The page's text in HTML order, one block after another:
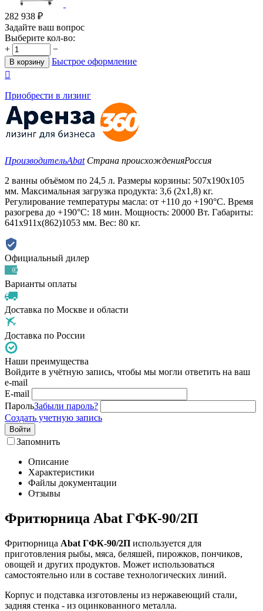
282 938 ₽
Задайте ваш вопрос
Выберите кол-во:
+
−
В корзину
Быстрое оформление

Приобрести в лизинг
ПроизводительAbat Страна происхожденияРоссия
2 ванны объёмом по 24,5 л. Размеры корзины: 507х190х105
мм. Максимальная загрузка продукта: 3,6 (2х1,8) кг.
Регулирование температуры масла: от +110 до +190°C. Время
разогрева до +190°C: 18 мин. Мощность: 20000 Вт. Габариты:
641х911х(862)1053 мм. Вес: 80 кг.
Официальный дилер
Варианты оплаты
Доставка по Москве и области
Доставка по России
Наши преимущества
Войдите в учётную запись, чтобы мы могли ответить на ваш
e-mail
E-mail
ПарольЗабыли пароль?
Создать учетную запись
Войти
Запомнить
Описание
Характеристики
Файлы документации
Отзывы
Фритюрница Abat ГФК-90/2П
Фритюрница Abat ГФК-90/2П используется для
приготовления рыбы, мяса, беляшей, пирожков, пончиков,
овощей и других продуктов. Может использоваться
самостоятельно или в составе технологических линий.
Корпус и подставка изготовлены из нержавеющий стали,
задняя стенка - из оцинкованного металла.